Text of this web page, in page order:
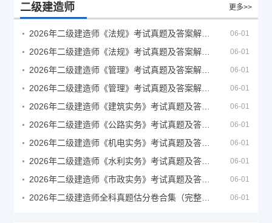
二级建造师 更多>>
06-01
06-01
06-01
06-01
06-01
06-01
06-01
06-01
06-01
06-01